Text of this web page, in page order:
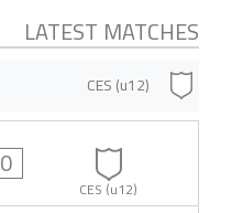
LATEST MATCHES
CES (u12)
0
CES (u12)